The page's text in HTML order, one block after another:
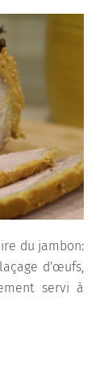
du jambon:
d'œufs,
servi à